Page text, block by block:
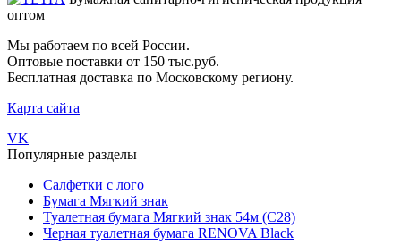
оптом
Мы работаем по всей России.
Оптовые поставки от 150 тыс.руб.
Бесплатная доставка по Московскому региону.
Карта сайта
VK
Популярные разделы
Салфетки с лого
Бумага Мягкий знак
Туалетная бумага Мягкий знак 54м (С28)
Черная туалетная бумага RENOVA Black